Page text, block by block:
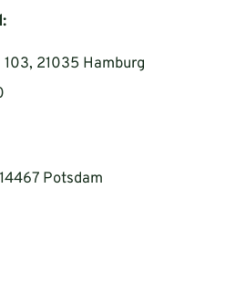
21035 Hamburg
Potsdam